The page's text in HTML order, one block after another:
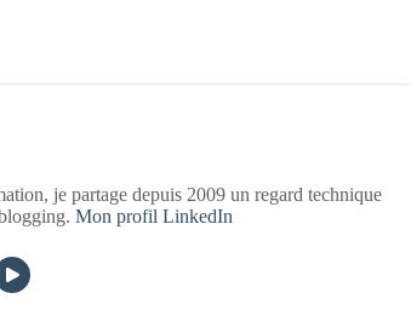
je partage depuis 2009 un regard technique
blogging.Mon profil LinkedIn